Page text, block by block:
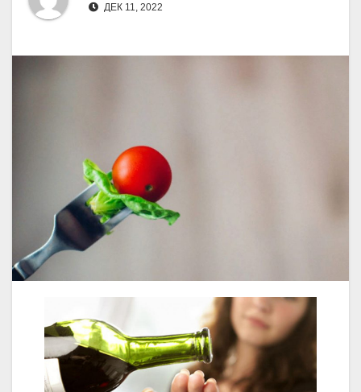
ДЕК 11, 2022